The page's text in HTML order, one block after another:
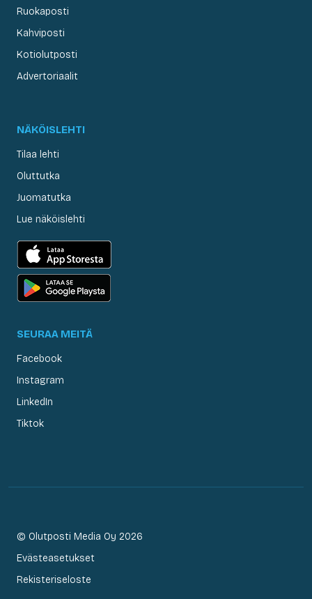
Ruokaposti
Kahviposti
Kotiolutposti
Advertoriaalit
NÄKÖISLEHTI
Tilaa lehti
Oluttutka
Juomatutka
Lue näköislehti
SEURAA MEITÄ
Facebook
Instagram
LinkedIn
Tiktok
© Olutposti Media Oy 2026
Evästeasetukset
Rekisteriseloste